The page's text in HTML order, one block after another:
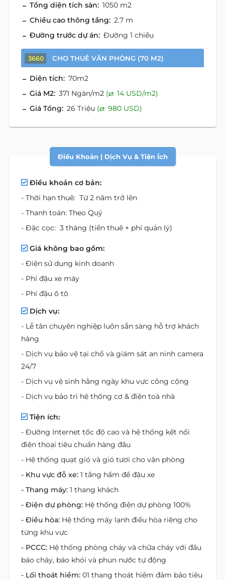
Tổng diện tích sàn: 1050 m2
Chiều cao thông tầng: 2.7 m
Đường trước dự án: Đường 1 chiều
3660 CHO THUÊ VĂN PHÒNG (70 M2)
Diện tích: 70m2
Giá M2: 371 Ngàn/m2 (
14 USD/m2)
Giá Tổng: 26 Triệu ( 980 USD)
Điều Khoản | Dịch Vụ & Tiện Ích
Điều khoản cơ bản:
- Thời hạn thuê: Từ 2 năm trở lên
- Thanh toán: Theo Quý
- Đặc cọc: 3 tháng (tiền thuê + phí quản lý)
Giá không bao gồm:
- Điện sử dụng kinh doanh
- Phí đậu xe máy
- Phí đậu ô tô
Dịch vụ:
- Lễ tân chuyên nghiệp luôn sẵn sàng hỗ trợ khách
hàng
- Dịch vụ bảo vệ tại chổ và giám sát an ninh camera
24/7
- Dịch vụ vệ sinh hằng ngày khu vực công cộng
- Dịch vụ bảo trì hệ thống cơ & điện toà nhà
Tiện ích:
- Đường Internet tốc độ cao và hệ thống kết nối
điện thoại tiêu chuẩn hàng đầu
- Hệ thống quạt gió và gió tươi cho văn phòng
- Khu vực đỗ xe: 1 tầng hầm để đậu xe
- Thang máy: 1 thang khách
- Điện dự phòng: Hệ thống điện dự phòng 100%
- Điều hòa: Hệ thống máy lạnh điều hòa riêng cho
từng khu vực
- PCCC: Hệ thống phòng cháy và chữa cháy với đầu
báo cháy, báo khói và phun nước tự động
- Lối thoát hiểm: 01 thang thoát hiểm đảm bảo tiêu